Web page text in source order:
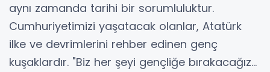
aynı zamanda tarihi bir sorumluluktur.
Cumhuriyetimizi yaşatacak olanlar, Atatürk
ilke ve devrimlerini rehber edinen genç
kuşaklardır. "Biz her şeyi gençliğe bırakacağız...